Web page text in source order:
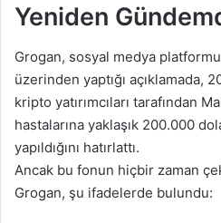
Yeniden
Grogan, sosyal medya
üzerinden yaptığı açıklamada,
kripto yatırımcıları tarafından
hastalarına yaklaşık 200.000
yapıldığını hatırlattı.
Ancak bu fonun hiçbir zaman
Grogan, şu ifadelerde bulundu: